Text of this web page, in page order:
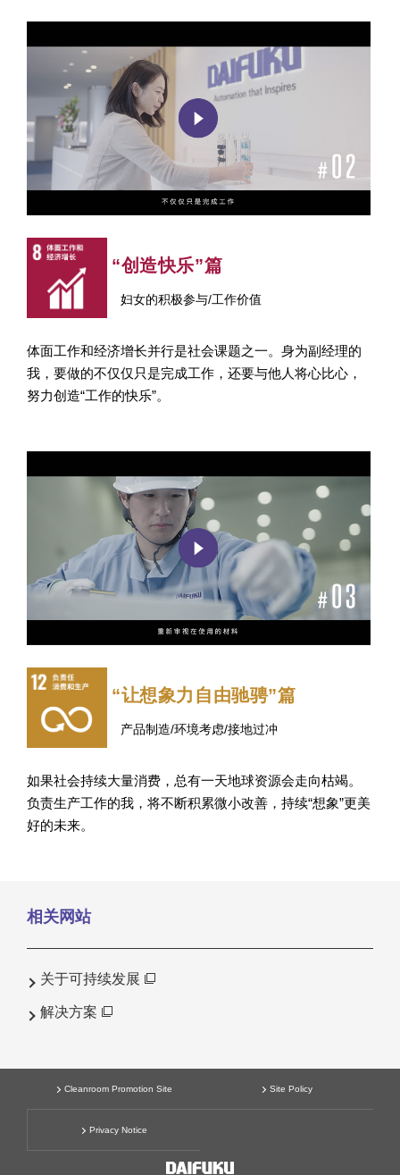
“创造快乐”篇
妇女的积极参与/工作价值
体面工作和经济增长并行是社会课题之一。身为副经理的
我，要做的不仅仅只是完成工作，还要与他人将心比心，
努力创造“工作的快乐”。
“让想象力自由驰骋”篇
产品制造/环境考虑/接地过冲
如果社会持续大量消费，总有一天地球资源会走向枯竭。
负责生产工作的我，将不断积累微小改善，持续“想象”更美
好的未来。
相关网站
关于可持续发展
解决方案
Cleanroom Promotion Site Site Policy
Privacy Notice